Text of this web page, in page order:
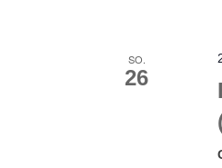
SO.
26